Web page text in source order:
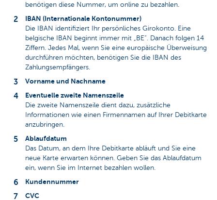
benötigen diese Nummer, um online zu bezahlen.
IBAN (Internationale Kontonummer)
Die IBAN identifiziert Ihr persönliches Girokonto. Eine
belgische IBAN beginnt immer mit „BE“. Danach folgen 14
Ziffern. Jedes Mal, wenn Sie eine europäische Überweisung
durchführen möchten, benötigen Sie die IBAN des
Zahlungsempfängers.
Vorname und Nachname
Eventuelle zweite Namenszeile
Die zweite Namenszeile dient dazu, zusätzliche
Informationen wie einen Firmennamen auf Ihrer Debitkarte
anzubringen.
Ablaufdatum
Das Datum, an dem Ihre Debitkarte abläuft und Sie eine
neue Karte erwarten können. Geben Sie das Ablaufdatum
ein, wenn Sie im Internet bezahlen wollen.
Kundennummer
CVC